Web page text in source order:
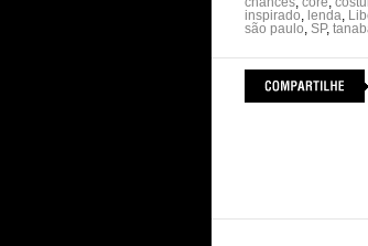
inspirado, lenda,
são paulo, SP,